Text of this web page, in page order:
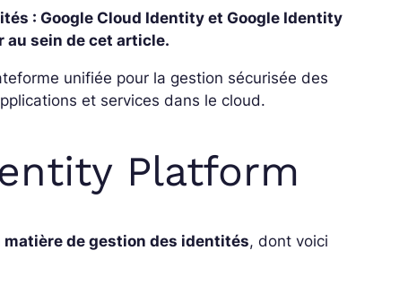
: Google Cloud Identity et Google Identity
au sein de cet article.
unifiée pour la gestion sécurisée des
et services dans le cloud.
Platform
de gestion des identités, dont voici